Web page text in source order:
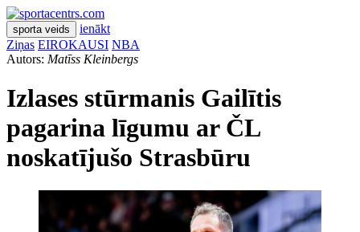
sporta veids
ienākt
Ziņas EIROKAUSI NBA
Autors: Matīss Kleinbergs
Izlases stūrmanis Gailītis
pagarina līgumu ar ČL
noskatījušo Strasbūru